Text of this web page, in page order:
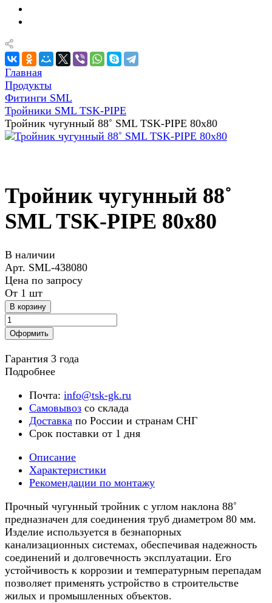
Главная
Продукты
Фитинги SML
Тройники SML TSK-PIPE
Тройник чугунный 88˚ SML TSK-PIPE 80х80
Тройник чугунный 88˚
SML TSK-PIPE 80х80
В наличии
Арт. SML-438080
Цена по запросу
От 1 шт
В корзину
Оформить
Гарантия 3 года
Подробнее
Почта: info@tsk-gk.ru
Самовывоз со склада
Доставка по России и странам СНГ
Срок поставки от 1 дня
Описание
Характеристики
Рекомендации по монтажу
Прочный чугунный тройник с углом наклона 88˚
предназначен для соединения труб диаметром 80 мм.
Изделие используется в безнапорных
канализационных системах, обеспечивая надежность
соединений и долговечность эксплуатации. Его
устойчивость к коррозии и температурным перепадам
позволяет применять устройство в строительстве
жилых и промышленных объектов.